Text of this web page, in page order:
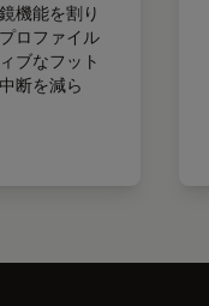
機能を割り
ロファイル
ブなフット
断を減ら